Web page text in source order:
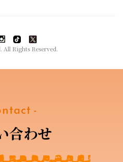
All Rights Reserved.
-
合わせ